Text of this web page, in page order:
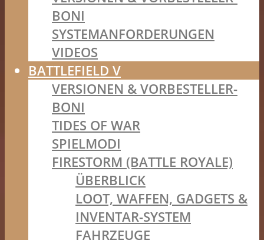
BONI
SYSTEMANFORDERUNGEN
VIDEOS
BATTLEFIELD V
VERSIONEN & VORBESTELLER-
BONI
TIDES OF WAR
SPIELMODI
FIRESTORM (BATTLE ROYALE)
ÜBERBLICK
LOOT, WAFFEN, GADGETS &
INVENTAR-SYSTEM
FAHRZEUGE